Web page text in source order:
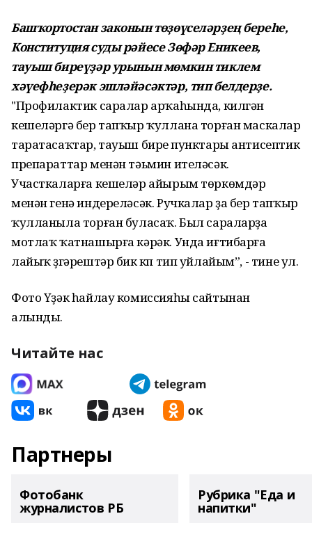
Башҡортостан законын төҙөүселәрҙең береһе,
Конституция суды рәйесе Зөфәр Еникеев,
тауыш биреүҙәр урынын мөмкин тиклем
хәүефһеҙерәк эшләйәсәктәр, тип белдерҙе.
"Профилактик саралар арҡаһында, килгән
кешеләргә бер тапҡыр ҡуллана торған маскалар
таратасаҡтар, тауыш биреү пунктары антисептик
препараттар менән тәьмин ителәсәк.
Участкаларға кешеләр айырым төркөмдәр
менән генә индереләсәк. Ручкалар ҙа бер тапҡыр
ҡулланыла торған буласаҡ. Был сараларҙа
мотлаҡ ҡатнашырға кәрәк. Унда иғтибарға
лайыҡ үҙгәрештәр бик күп тип уйлайым”, - тине ул.
Фото Үҙәк һайлау комиссияһы сайтынан
алынды.
Читайте нас
Партнеры
Фотобанк
журналистов РБ
Рубрика "Еда и
напитки"